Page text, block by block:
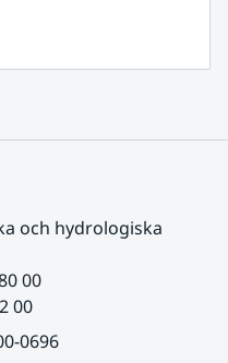
och hydrologiska
00
00
0696